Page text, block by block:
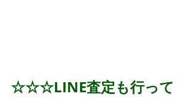
☆☆☆LINE査定も行って